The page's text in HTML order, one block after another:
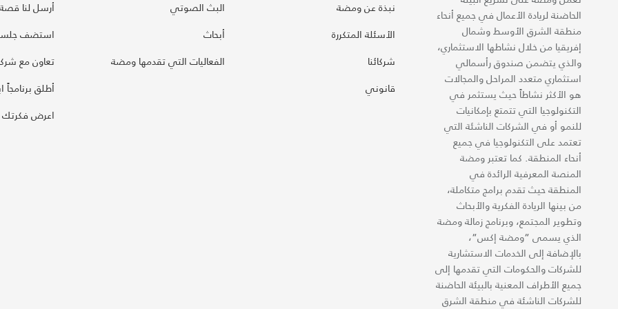
الحاضنة لريادة الأعمال في جميع أنحاء
منطقة الشرق الأوسط وشمال
إفريقيا من خلال نشاطها الاستثماري،
والذي يتضمن صندوق رأسمالي
استثماري متعدد المراحل والمجالات
هو الأكثر نشاطاً حيث يستثمر في
التكنولوجيا التي تتمتع بإمكانيات
للنمو أو في الشركات الناشئة التي
تعتمد على التكنولوجيا في جميع
أنحاء المنطقة. كما تعتبر ومضة
المنصة المعرفية الرائدة في
المنطقة حيث تقدم برامج متكاملة،
من بينها الريادة الفكرية والأبحاث
وتطوير المجتمع، وبرنامج زمالة ومضة
الذي يسمى “ومضة إكس“،
بالإضافة إلى الخدمات الاستشارية
للشركات والحكومات التي تقدمها إلى
جميع الأطراف المعنية بالبيئة الحاضنة
للشركات الناشئة في منطقة الشرق
نبذة عن ومضة
الأسئلة المتكررة
شركائنا
قانوني
البث الصوتي
أبحاث
الفعاليات التي تقدمها ومضة
أرسل لنا قصة
استضف
تعاون مع
أطلق برنامجاً
اعرض